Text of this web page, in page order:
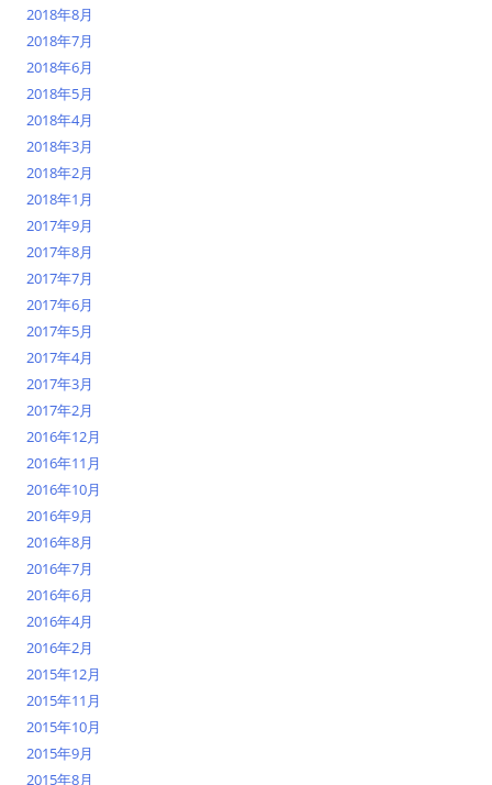
2018年8月
2018年7月
2018年6月
2018年5月
2018年4月
2018年3月
2018年2月
2018年1月
2017年9月
2017年8月
2017年7月
2017年6月
2017年5月
2017年4月
2017年3月
2017年2月
2016年12月
2016年11月
2016年10月
2016年9月
2016年8月
2016年7月
2016年6月
2016年4月
2016年2月
2015年12月
2015年11月
2015年10月
2015年9月
2015年8月